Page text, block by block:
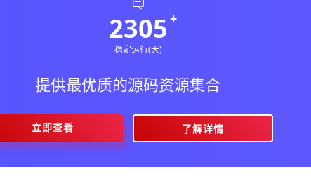
2305
稳定运行(天)
提供最优质的源码资源集合
立即查看 了解详情